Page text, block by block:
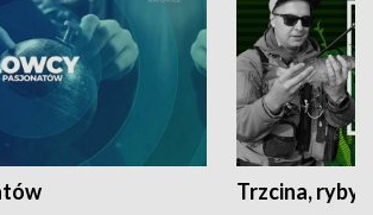
Trzcina, ryby